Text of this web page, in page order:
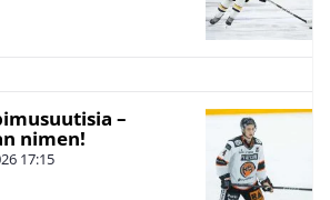
–
nimen!
17:15